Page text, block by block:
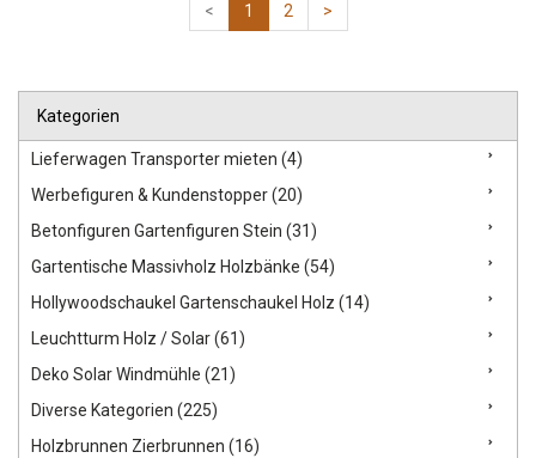
< 1 2 >
Kategorien
Lieferwagen Transporter mieten (4)
Werbefiguren & Kundenstopper (20)
Betonfiguren Gartenfiguren Stein (31)
Gartentische Massivholz Holzbänke (54)
Hollywoodschaukel Gartenschaukel Holz (14)
Leuchtturm Holz / Solar (61)
Deko Solar Windmühle (21)
Diverse Kategorien (225)
Holzbrunnen Zierbrunnen (16)